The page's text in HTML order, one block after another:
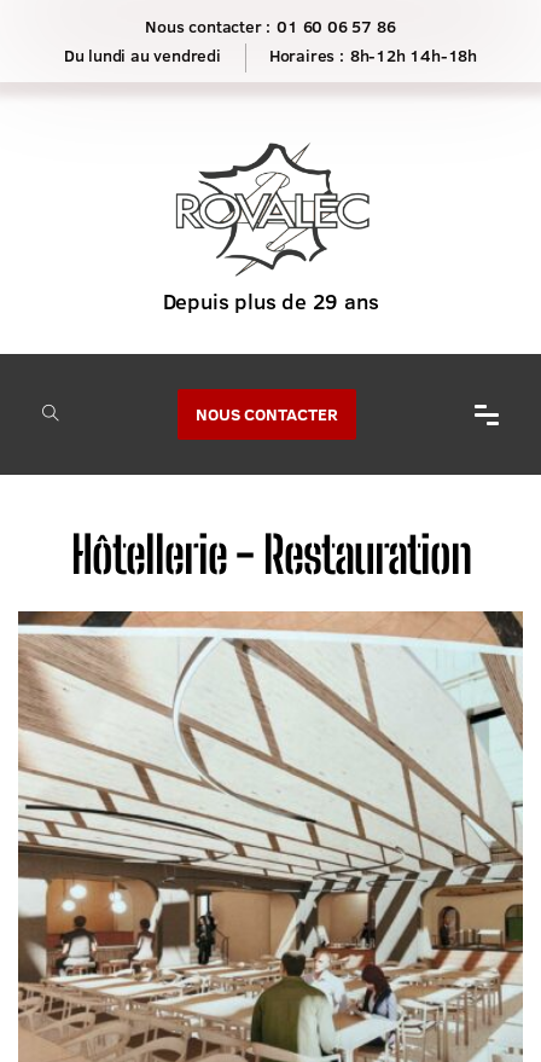
Nous contacter : 01 60 06 57 86
Horaires : 8h-12h 14h-18h
NOUS CONTACTER